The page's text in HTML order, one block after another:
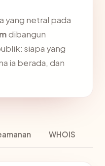
yang netral pada
dibangun
siapa yang
ia berada, dan
WHOIS